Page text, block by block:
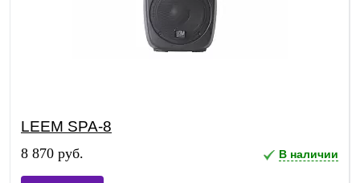
LEEM SPA-8
8 870 руб. В наличии